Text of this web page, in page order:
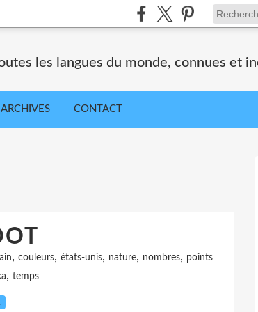
les langues du monde, connues et
ARCHIVES CONTACT
, couleurs, états-unis, nature, nombres, points
, temps